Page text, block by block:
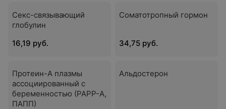
Секс-cвязывающий
глобулин
16,19 руб.
Соматотропный гормон
34,75 руб.
Протеин-А плазмы
ассоциированный с
беременностью (РАРР-А,
ПАПП)
Альдостерон